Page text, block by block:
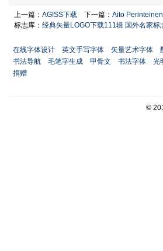
上一篇： AGISS下载 下一篇： Aito
标志库： 经典矢量LOGO下载111辑 国外名家标
在线字体设计 英文手写字体 矢量艺术字体
书法导航
毛笔字生成 甲骨文 书法字体 光
捐赠
©